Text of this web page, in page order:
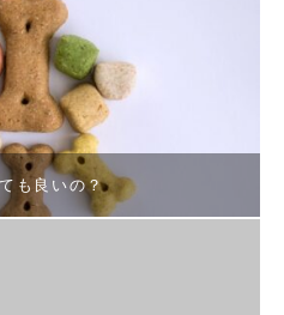
も良いの？